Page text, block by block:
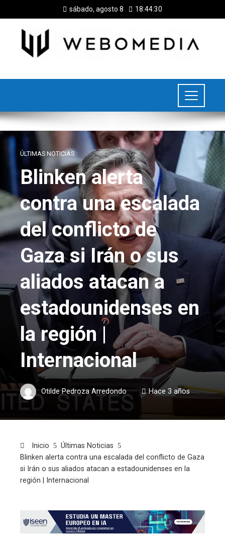
sábado, agosto 8 18:44:31
ÚLTIMAS NOTICIAS
Blinken alerta
contra una escalada
del conflicto de
Gaza si Irán o sus
aliados atacan a
estadounidenses en
la región |
Internacional
Otilde Pedroza Arredondo Hace 3 años
Inicio
Últimas Noticias
Blinken alerta contra una escalada del conflicto de Gaza
si Irán o sus aliados atacan a estadounidenses en la
región | Internacional